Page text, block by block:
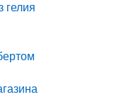
гелия